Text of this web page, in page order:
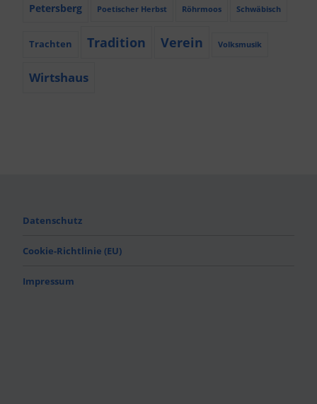
Petersberg Poetischer Herbst Röhrmoos Schwäbisch
Trachten Tradition Verein Volksmusik
Wirtshaus
Datenschutz
Cookie-Richtlinie (EU)
Impressum